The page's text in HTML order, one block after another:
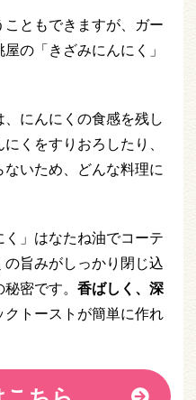
ともできますが、ガー
の「きざみにんにく」
にんにくの食感を残し
くをすりおろしたり、
いため、どんな料理に
」はなたね油でコーテ
旨みがしっかり閉じ込
密です。 香ばしく、深
クトーストが簡単に作れ